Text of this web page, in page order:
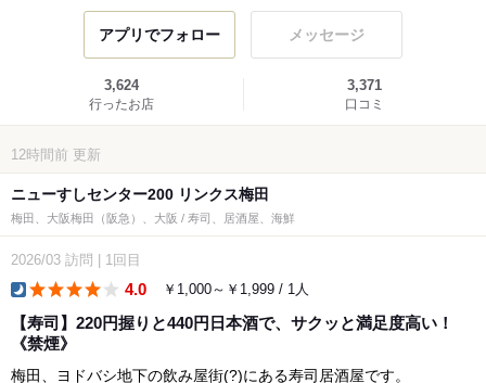
アプリでフォロー メッセージ
3,624
行ったお店
3,371
口コミ
12時間前 更新
ニューすしセンター200 リンクス梅田
梅田、大阪梅田（阪急）、大阪 / 寿司、居酒屋、海鮮
2026/03 訪問 1回目
4.0 ￥1,000～￥1,999 / 1人
【寿司】220円握りと440円日本酒で、サクッと満足度高い！
《禁煙》
梅田、ヨドバシ地下の飲み屋街(?)にある寿司居酒屋です。